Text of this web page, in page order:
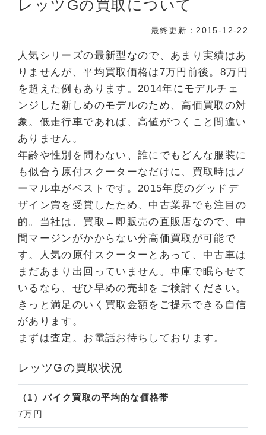
レッツGの買取について
最終更新：2015-12-22
人気シリーズの最新型なので、あまり実績はあ
りませんが、平均買取価格は7万円前後。8万円
を超えた例もあります。2014年にモデルチェ
ンジした新しめのモデルのため、高価買取の対
象。低走行車であれば、高値がつくこと間違い
ありません。
年齢や性別を問わない、誰にでもどんな服装に
も似合う原付スクーターなだけに、買取時はノ
ーマル車がベストです。2015年度のグッドデ
ザイン賞を受賞したため、中古業界でも注目の
的。当社は、買取→即販売の直販店なので、中
間マージンがかからない分高価買取が可能で
す。人気の原付スクーターとあって、中古車は
まだあまり出回っていません。車庫で眠らせて
いるなら、ぜひ早めの売却をご検討ください。
きっと満足のいく買取金額をご提示できる自信
があります。
まずは査定。お電話お待ちしております。
レッツGの買取状況
（1）バイク買取の平均的な価格帯
7万円